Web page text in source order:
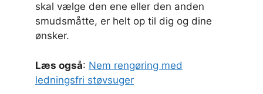
skal vælge den ene eller den anden
smudsmåtte, er helt op til dig og dine
ønsker.
Læs også: Nem rengøring med
ledningsfri støvsuger